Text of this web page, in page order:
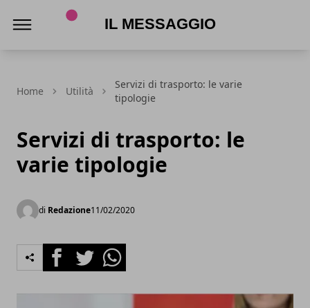
Home Utilità
Servizi di trasporto: le varie
tipologie
Servizi di trasporto: le
varie tipologie
di Redazione11/02/2020
FacebookTwitterWhatsapp